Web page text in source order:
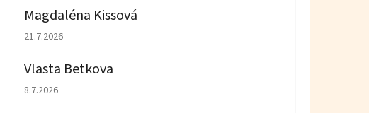
Magdaléna Kissová
Hodnotenie obchodu je 5 z 5 hviezdičiek.
21.7.2026
Vlasta Betkova
Hodnotenie obchodu je 4 z 5 hviezdičiek.
8.7.2026